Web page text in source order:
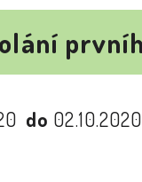
do 02.10.2020